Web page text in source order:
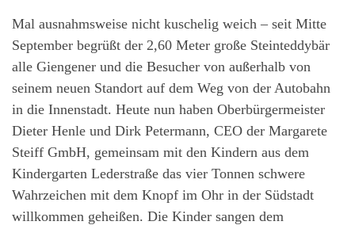
Mal ausnahmsweise nicht kuschelig weich – seit Mitte
September begrüßt der 2,60 Meter große Steinteddybär
alle Giengener und die Besucher von außerhalb von
seinem neuen Standort auf dem Weg von der Autobahn
in die Innenstadt. Heute nun haben Oberbürgermeister
Dieter Henle und Dirk Petermann, CEO der Margarete
Steiff GmbH, gemeinsam mit den Kindern aus dem
Kindergarten Lederstraße das vier Tonnen schwere
Wahrzeichen mit dem Knopf im Ohr in der Südstadt
willkommen geheißen. Die Kinder sangen dem